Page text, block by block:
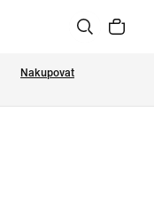
Nakupovat